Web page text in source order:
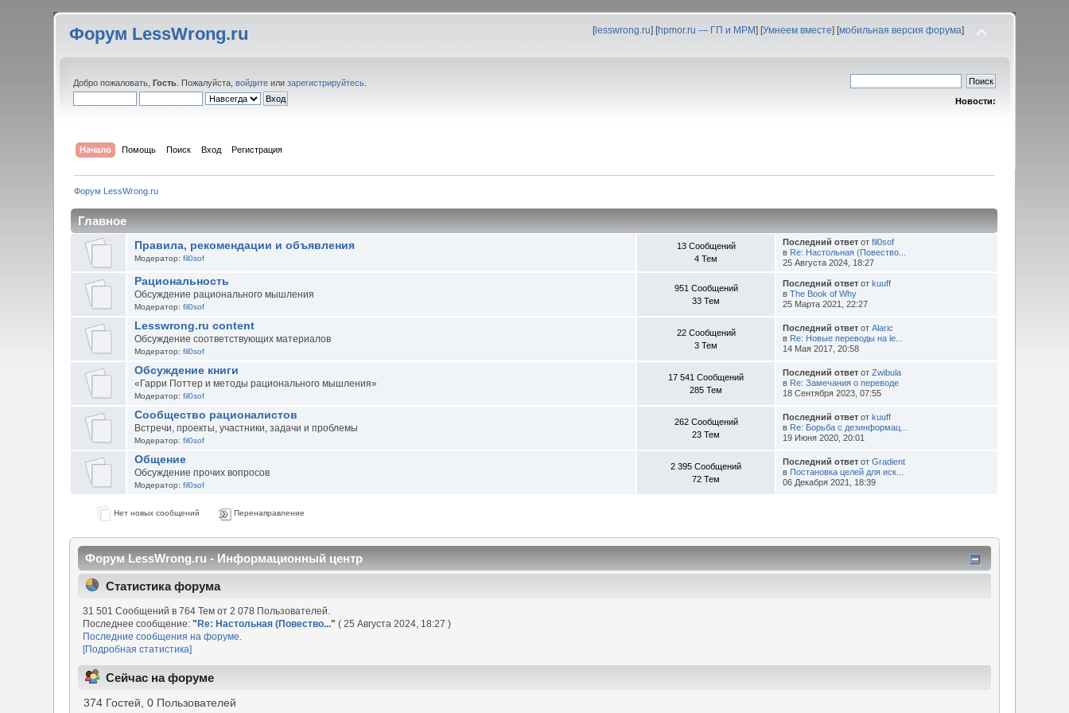
Форум LessWrong.ru [lesswrong.ru] [hpmor.ru — ГП и МРМ] [Умнеем вместе] [мобильная версия форума]
Добро пожаловать,Гость . Пожалуйста,войдите илизарегистрируйтесь
Новости:
Начало Помощь Поиск Вход Регистрация
Форум LessWrong.ru
Главное
Правила, рекомендации и объявления
Модератор: fil0sof
13 Сообщений
4 Тем
Последний ответот fil0sof
в Re: Настольная (Повество...
25 Августа 2024, 18:27
Рациональность
Обсуждение рационального мышления
Модератор: fil0sof
951 Сообщений
33 Тем
Последний ответот kuuff
в The Book of Why
25 Марта 2021, 22:27
Lesswrong.ru content
Обсуждение соответствующих материалов
Модератор: fil0sof
22 Сообщений
3 Тем
Последний ответот Alaric
в Re: Новые переводы на le...
14 Мая 2017, 20:58
Обсуждение книги
«Гарри Поттер и методы рационального мышления»
Модератор: fil0sof
17 541 Сообщений
285 Тем
Последний ответот Zwibula
в Re: Замечания о переводе
18 Сентября 2023, 07:55
Сообщество рационалистов
Встречи, проекты, участники, задачи и проблемы
Модератор: fil0sof
262 Сообщений
23 Тем
Последний ответот kuuff
в Re: Борьба с дезинформац...
19 Июня 2020, 20:01
Общение
Обсуждение прочих вопросов
Модератор: fil0sof
2 395 Сообщений
72 Тем
Последний ответот Gradient
в Постановка целей для иск...
06 Декабря 2021, 18:39
Нет новых сообщений Перенаправление
Форум LessWrong.ru - Информационный центр
Статистика форума
31 501 Сообщений в 764 Тем от 2 078 Пользователей.
Последнее сообщение:"Re: Настольная (Повество..." ( 25 Августа 2024, 18:27 )
Последние сообщения на форуме.
[Подробная статистика]
Сейчас на форуме
374 Гостей, 0 Пользователей